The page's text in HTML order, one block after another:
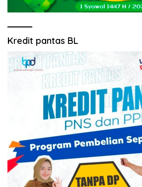
Kredit pantas BL